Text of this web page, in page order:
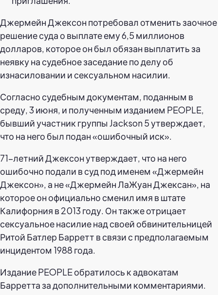
Джермейн Джексон потребовал отменить заочное
решение суда о выплате ему 6,5 миллионов
долларов, которое он был обязан выплатить за
неявку на судебное заседание по делу об
изнасиловании и сексуальном насилии.
Согласно судебным документам, поданным в
среду, 3 июня, и полученным изданием PEOPLE,
бывший участник группы Jackson 5 утверждает,
что на него был подан «ошибочный иск».
71-летний Джексон утверждает, что на него
ошибочно подали в суд под именем «Джермейн
Джексон», а не «Джермейн ЛаЖуан Джексан», на
которое он официально сменил имя в штате
Калифорния в 2013 году. Он также отрицает
сексуальное насилие над своей обвинительницей
Ритой Батлер Барретт в связи с предполагаемым
инцидентом 1988 года.
Издание PEOPLE обратилось к адвокатам
Барретта за дополнительными комментариями.